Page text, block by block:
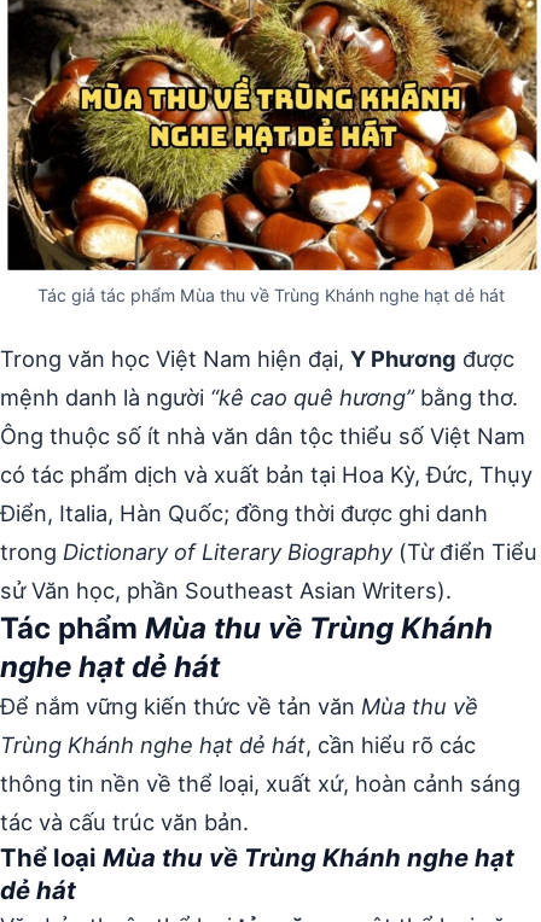
Tác giả tác phẩm Mùa thu về Trùng Khánh nghe hạt dẻ hát
Trong văn học Việt Nam hiện đại, Y Phương được
mệnh danh là người “kê cao quê hương”bằng thơ.
Ông thuộc số ít nhà văn dân tộc thiểu số Việt Nam
có tác phẩm dịch và xuất bản tại Hoa Kỳ, Đức, Thụy
Điển, Italia, Hàn Quốc; đồng thời được ghi danh
trong Dictionary of Literary Biography(Từ điển Tiểu
sử Văn học, phần Southeast Asian Writers).
Tác phẩm Mùa thu về Trùng Khánh
nghe hạt dẻ hát
Để nắm vững kiến thức về tản văn Mùa thu về
Trùng Khánh nghe hạt dẻ hát, cần hiểu rõ các
thông tin nền về thể loại, xuất xứ, hoàn cảnh sáng
tác và cấu trúc văn bản.
Thể loại Mùa thu về Trùng Khánh nghe hạt
dẻ hát